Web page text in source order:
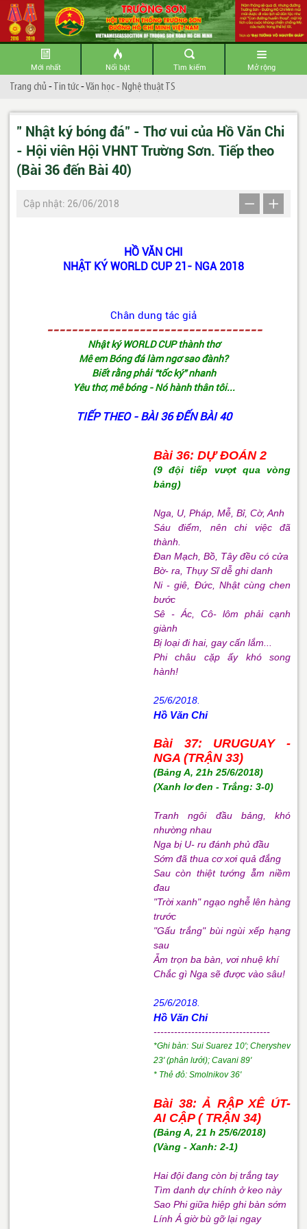
Mới nhất Nổi bật Tìm kiếm Mở rộng
Trang chủ -Tin tức-Văn học - Nghệ thuật TS
" Nhật ký bóng đá" - Thơ vui của Hồ Văn Chi
- Hội viên Hội VHNT Trường Sơn. Tiếp theo
(Bài 36 đến Bài 40)
Cập nhật: 26/06/2018
HỒ VĂN CHI
NHẬT KÝ WORLD CUP 21- NGA 2018
Chân dung tác giả
-----------------------------------
Nhật ký WORLD CUP thành thơ
Mê em Bóng đá làm ngơ sao đành?
Biết rằng phải “tốc ký” nhanh
Yêu thơ, mê bóng - Nó hành thân tôi...
TIẾP THEO - BÀI 36 ĐẾN BÀI 40
Bài 36: DỰ ĐOÁN 2
(9 đội tiếp vượt qua vòng
bảng)
Nga, U, Pháp, Mễ, Bỉ, Cờ, Anh
Sáu điểm, nên chi việc đã
thành.
Đan Mạch, Bồ, Tây đều có cửa
Bờ- ra, Thụy Sĩ dễ ghi danh
Ni - giê, Đức, Nhật cùng chen
bước
Sê - Ác, Cô- lôm phải cạnh
giành
Bị loại đi hai, gay cấn lắm...
Phi châu cặp ấy khó song
hành!
25/6/2018.
Hồ Văn Chi
Bài 37: URUGUAY -
NGA (TRẬN 33)
(Bảng A, 21h 25/6/2018)
(Xanh lơ đen - Trắng: 3-0)
Tranh ngôi đầu bảng, khó
nhường nhau
Nga bị U- ru đánh phủ đầu
Sớm đã thua cơ xơi quả đắng
Sau còn thiệt tướng ẵm niềm
đau
"Trời xanh" ngạo nghễ lên hàng
trước
"Gấu trắng" bùi ngùi xếp hạng
sau
Ẵm trọn ba bàn, vơi nhuệ khí
Chắc gì Nga sẽ được vào sâu!
25/6/2018.
Hồ Văn Chi
----------------------------------
*Ghi bàn: Sui Suarez 10'; Cheryshev
23' (phản lưới); Cavani 89'
* Thẻ đỏ: Smolnikov 36'
Bài 38: Ả RẬP XÊ ÚT-
AI CẬP ( TRẬN 34)
(Bảng A, 21 h 25/6/2018)
(Vàng - Xanh: 2-1)
Hai đội đang còn bị trắng tay
Tìm danh dự chính ở keo này
Sao Phi giữa hiệp ghi bàn sớm
Lính Á giờ bù gỡ lại ngay